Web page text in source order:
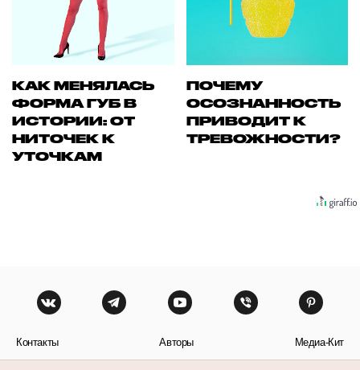
КАК МЕНЯЛАСЬ
ФОРМА ГУБ В
ИСТОРИИ: ОТ
НИТОЧЕК К
УТОЧКАМ
ПОЧЕМУ
ОСОЗНАННОСТЬ
ПРИВОДИТ К
ТРЕВОЖНОСТИ?
Контакты Авторы Медиа-Кит